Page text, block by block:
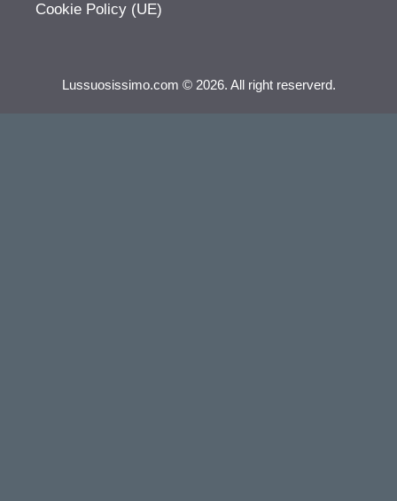
Cookie Policy (UE)
Lussuosissimo.com © 2026. All right reserverd.